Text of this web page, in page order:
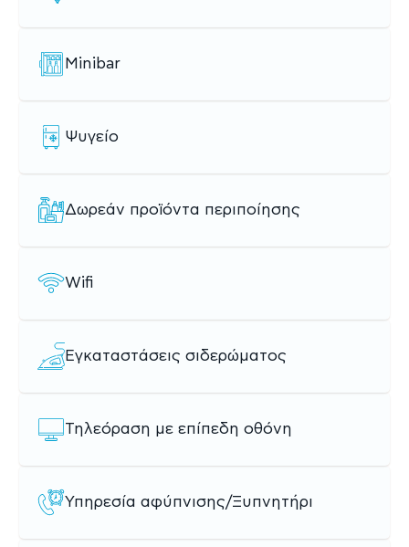
Minibar
Ψυγείο
Δωρεάν προϊόντα περιποίησης
Wifi
Εγκαταστάσεις σιδερώματος
Τηλεόραση με επίπεδη οθόνη
Υπηρεσία αφύπνισης/Ξυπνητήρι